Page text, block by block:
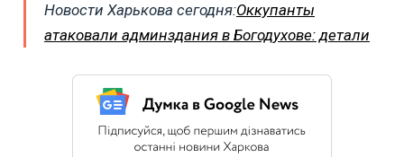
Новости Харькова сегодня:Оккупанты
атаковали админздания в Богодухове: детали